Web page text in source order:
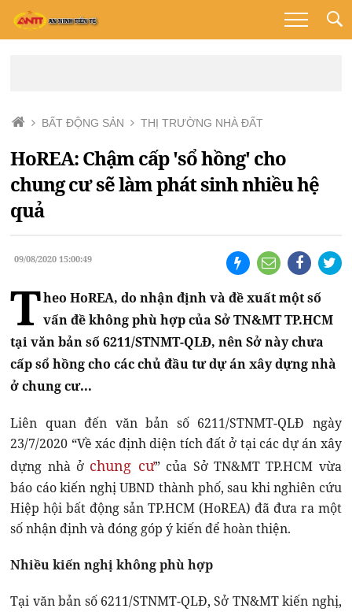
BẤT ĐỘNG SẢN THỊ TRƯỜNG NHÀ ĐẤT
HoREA: Chậm cấp 'sổ hồng' cho
chung cư sẽ làm phát sinh nhiều hệ
quả
09/08/2020 15:00:49
Theo HoREA, do nhận định và đề xuất một số
vấn đề không phù hợp của Sở TN&MT TP.HCM
tại văn bản số 6211/STNMT-QLĐ, nên Sở này chưa
cấp sổ hồng cho các chủ đầu tư dự án xây dựng nhà
ở chung cư...
Liên quan đến văn bản số 6211/STNMT-QLĐ ngày
23/7/2020 “Về xác định diện tích đất ở tại các dự án xây
dựng nhà ở chung cư” của Sở TN&MT TP.HCM vừa
báo cáo kiến nghị UBND thành phố, sau khi nghiên cứu
Hiệp hội bất động sản TP.HCM (HoREA) đã đưa ra một
số nhận định và đóng góp ý kiến để hoàn thiện.
Nhiều kiến nghị không phù hợp
Tại văn bản số 6211/STNMT-QLĐ, Sở TN&MT kiến nghị,